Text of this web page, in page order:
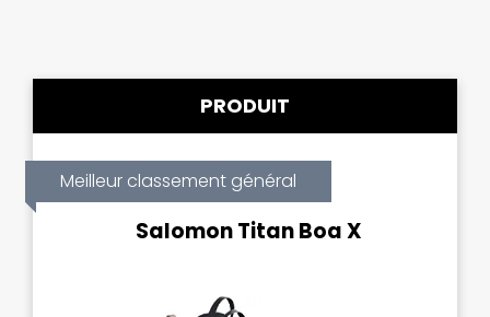
PRODUIT
Meilleur classement général
Salomon Titan Boa X